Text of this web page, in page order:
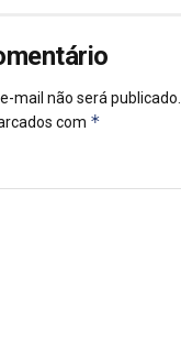
mail não será publicado.
com *